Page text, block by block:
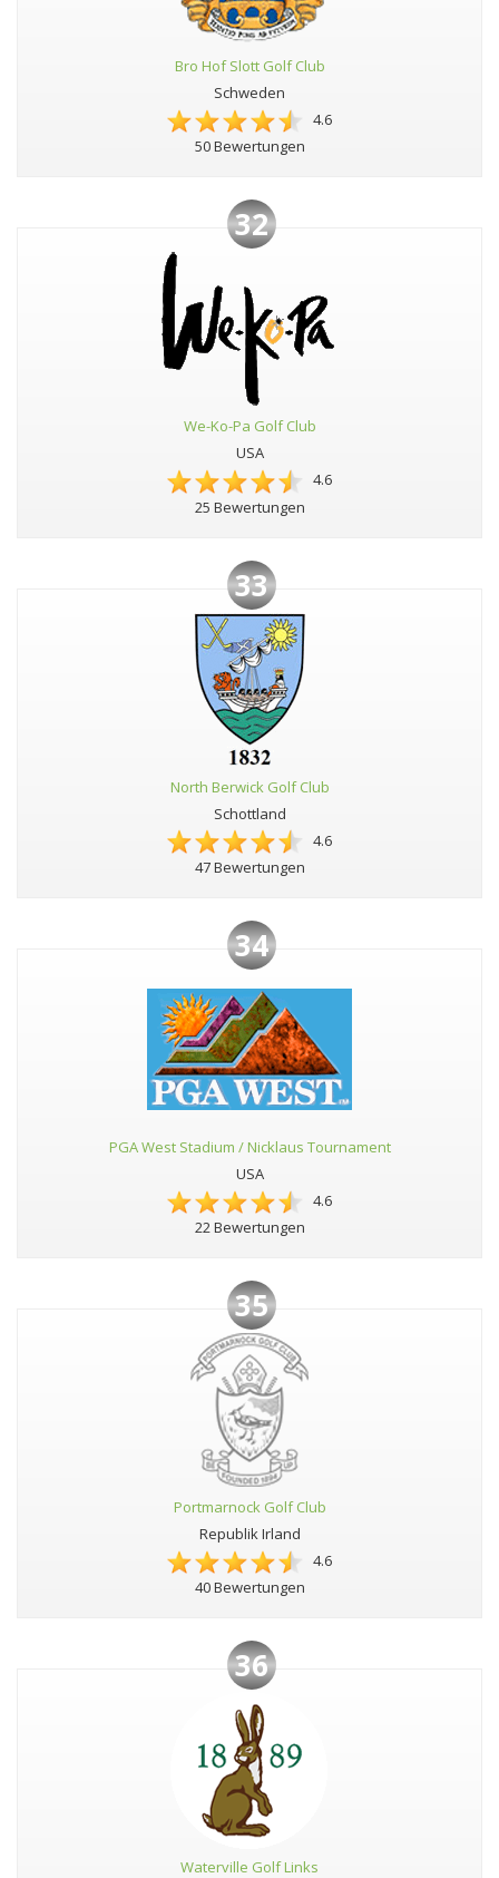
Bro Hof Slott Golf Club
Schweden
4.6
50 Bewertungen
32
We-Ko-Pa Golf Club
USA
4.6
25 Bewertungen
33
North Berwick Golf Club
Schottland
4.6
47 Bewertungen
34
PGA West Stadium / Nicklaus Tournament
USA
4.6
22 Bewertungen
35
Portmarnock Golf Club
Republik Irland
4.6
40 Bewertungen
36
Waterville Golf Links